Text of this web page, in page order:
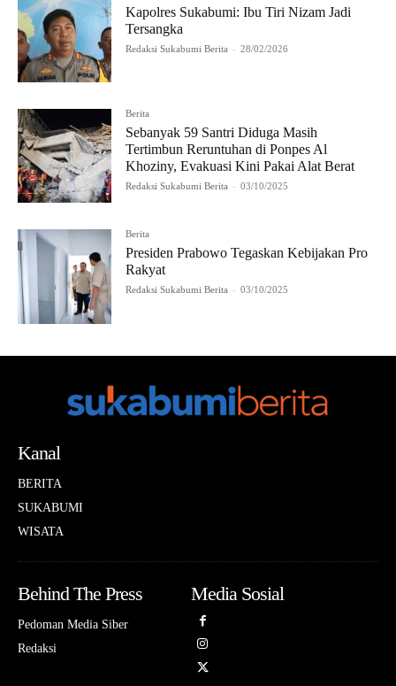
Kapolres Sukabumi: Ibu Tiri Nizam Jadi
Tersangka
Redaksi Sukabumi Berita - 28/02/2026
Berita
Sebanyak 59 Santri Diduga Masih
Tertimbun Reruntuhan di Ponpes Al
Khoziny, Evakuasi Kini Pakai Alat Berat
Redaksi Sukabumi Berita - 03/10/2025
Berita
Presiden Prabowo Tegaskan Kebijakan Pro
Rakyat
Redaksi Sukabumi Berita - 03/10/2025
Kanal
BERITA
SUKABUMI
WISATA
Behind The Press
Pedoman Media Siber
Redaksi
Media Sosial